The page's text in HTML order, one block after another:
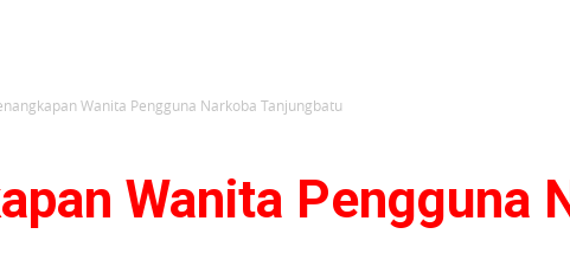
Wanita Pengguna Narkoba Tanjungbatu
Wanita Pengguna